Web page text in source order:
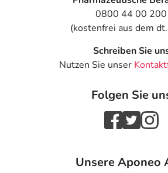
0800 44 00 200
(kostenfrei aus dem
Schreiben Sie
Nutzen Sie unser
Folgen Sie
Unsere Aponeo